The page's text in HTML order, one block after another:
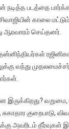
நடித்த படத்தை
காலை
ஆரவாரம் செய்தனர்.
வந்து
இருக்கிறது?
குறைபாடு,
அவரிடம் தீர்வுகள்